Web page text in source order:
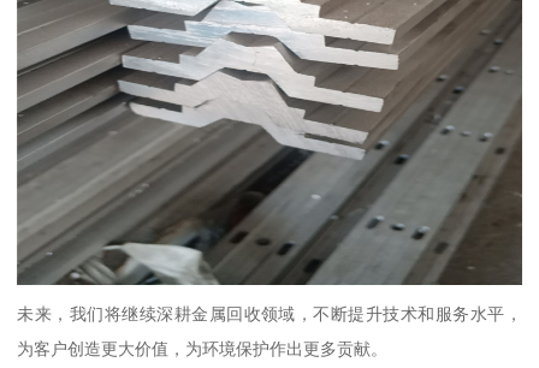
未来，我们将继续深耕金属回收领域，不断提升技术和服务水平，
为客户创造更大价值，为环境保护作出更多贡献。